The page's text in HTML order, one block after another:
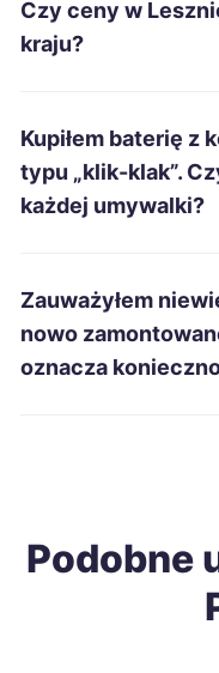
Mielec
Radomsko
Tarnobrzeg
Piła TWÓJ REGION
Tarnowskie Góry
Czy ceny w
kraju?
Kupiłem baterię z
typu „klik-klak”.
każdej umywalki?
Zauważyłem
nowo
oznacza
Podobne